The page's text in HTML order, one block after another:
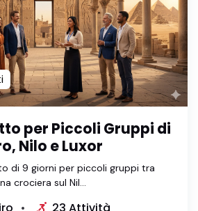
per Piccoli Gruppi di
Nilo e Luxor
di 9 giorni per piccoli gruppi tra
crociera sul Nil...